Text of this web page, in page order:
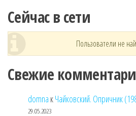
Сейчас в сети
Пользователи не
Свежие
domna кЧайковский. Опричник
29.05.2023